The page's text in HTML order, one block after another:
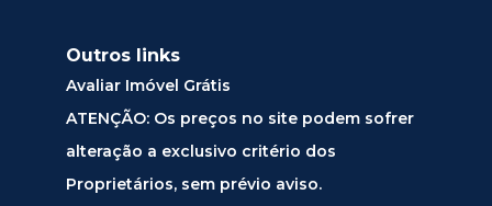
Outros links
Avaliar Imóvel Grátis
ATENÇÃO: Os preços no site podem sofrer
alteração a exclusivo critério dos
Proprietários, sem prévio aviso.